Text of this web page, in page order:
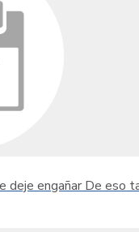
deje engañar De eso